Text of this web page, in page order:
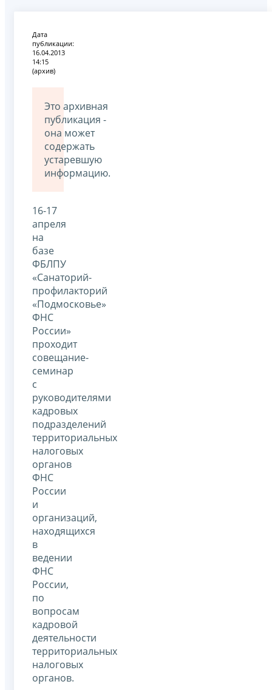
Дата
публикации:
16.04.2013
14:15
(архив)
Это архивная
публикация -
она может
содержать
устаревшую
информацию.
16-17
апреля
на
базе
ФБЛПУ
«Санаторий-
профилакторий
«Подмосковье»
ФНС
России»
проходит
совещание-
семинар
с
руководителями
кадровых
подразделений
территориальных
налоговых
органов
ФНС
России
и
организаций,
находящихся
в
ведении
ФНС
России,
по
вопросам
кадровой
деятельности
территориальных
налоговых
органов.